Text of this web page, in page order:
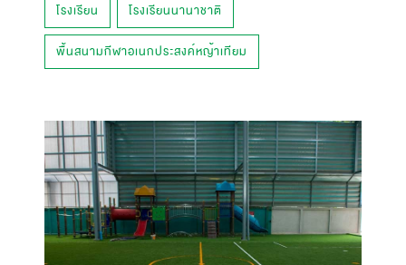
โรงเรียน โรงเรียนนานาชาติ
พื้นสนามกีฬาอเนกประสงค์หญ้าเทียม